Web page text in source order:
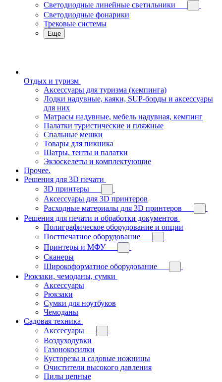
Светодиодные линейные светильники
Светодиодные фонарики
Трековые системы
Еще
Отдых и туризм
Аксессуары для туризма (кемпинга)
Лодки надувные, каяки, SUP-борды и аксессуары
для них
Матрасы надувные, мебель надувная, кемпинг
Палатки туристические и пляжные
Спальные мешки
Товары для пикника
Шатры, тенты и палатки
Экзоскелеты и комплектующие
Прочее.
Решения для 3D печати
3D принтеры
Аксессуары для 3D принтеров
Расходные материалы для 3D принтеров
Решения для печати и обработки документов
Полиграфическое оборудование и опции
Постпечатное оборудование
Принтеры и МФУ
Сканеры
Широкоформатное оборудование
Рюкзаки, чемоданы, сумки
Аксессуары
Рюкзаки
Сумки для ноутбуков
Чемоданы
Садовая техника
Акссесуары
Воздуходувки
Газонокосилки
Кусторезы и садовые ножницы
Очистители высокого давления
Пилы цепные